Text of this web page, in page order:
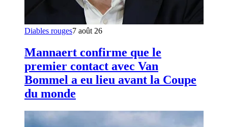
Diables rouges7 août 26
Mannaert confirme que le
premier contact avec Van
Bommel a eu lieu avant la Coupe
du monde